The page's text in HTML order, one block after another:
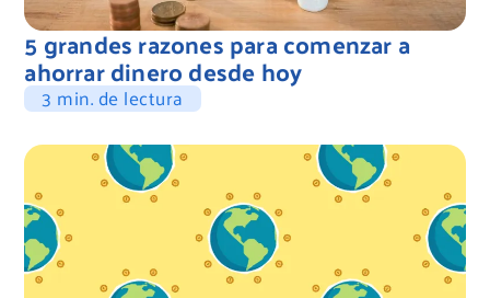
5 grandes razones para comenzar a
ahorrar dinero desde hoy
3 min. de lectura